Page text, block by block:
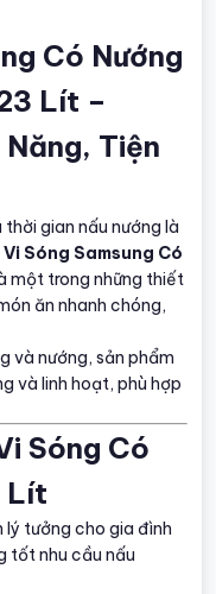
Có Nướng
Lít –
Tiện
gian nấu nướng là
Vi Sóng Samsung Có
một trong những thiết
ăn nhanh chóng,
và nướng, sản phẩm
và linh hoạt, phù hợp
Sóng Có
Lít
lý tưởng cho gia đình
tốt nhu cầu nấu